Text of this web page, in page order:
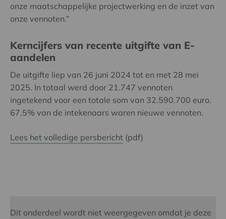
onze maatschappelijke projectwerking en de inzet van
onze vennoten.”
Kerncijfers van recente uitgifte van E-
aandelen
De uitgifte liep van 26 juni 2024 tot en met 28 mei
2025. In totaal werd door 21.747 vennoten
ingetekend voor een totale som van 32.590.700 euro.
67,5% van de intekenaars waren nieuwe vennoten.
Lees het volledige persbericht (pdf)
Dit onderdeel wordt niet weergegeven omdat je deze